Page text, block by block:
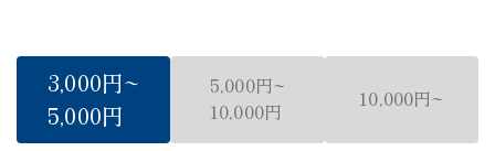
3,000円~
5,000円
5,000円~
10,000円
10,000円~